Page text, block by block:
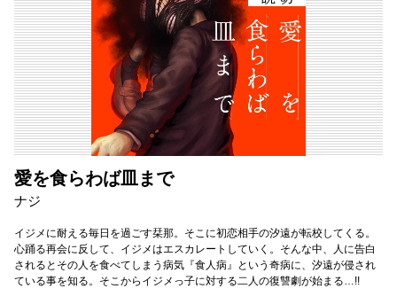
愛を食らわば皿まで
ナジ
イジメに耐える毎日を過ごす栞那。そこに初恋相手の汐遠が転校してくる。
心踊る再会に反して、イジメはエスカレートしていく。そんな中、人に告白
されるとその人を食べてしまう病気『食人病』という奇病に、汐遠が侵され
ている事を知る。そこからイジメっ子に対する二人の復讐劇が始まる…!!